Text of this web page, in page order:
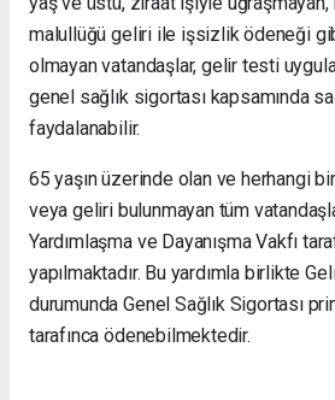
malullüğü geliri ile işsizlik ödeneği
olmayan vatandaşlar, gelir testi
genel sağlık sigortası kapsamında
faydalanabilir.
65 yaşın üzerinde olan ve herhangi
veya geliri bulunmayan tüm
Yardımlaşma ve Dayanışma Vakfı
yapılmaktadır. Bu yardımla birlikte
durumunda Genel Sağlık Sigortası
tarafınca ödenebilmektedir.